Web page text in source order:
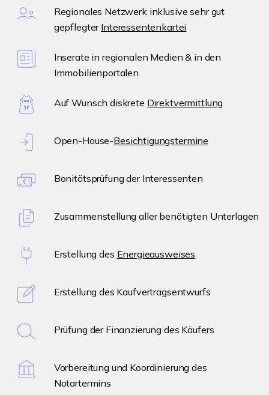
Regionales Netzwerk inklusive sehr gut
gepflegter Interessentenkartei
Inserate in regionalen Medien & in den
Immobilienportalen
Auf Wunsch diskrete Direktvermittlung
Open-House-Besichtigungstermine
Bonitätsprüfung der Interessenten
Zusammenstellung aller benötigten Unterlagen
Erstellung des Energieausweises
Erstellung des Kaufvertragsentwurfs
Prüfung der Finanzierung des Käufers
Vorbereitung und Koordinierung des
Notartermins